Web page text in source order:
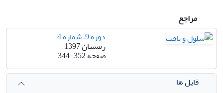
مراجع
دوره 9، شماره 4
زمستان 1397
صفحه344-352
فایل ها